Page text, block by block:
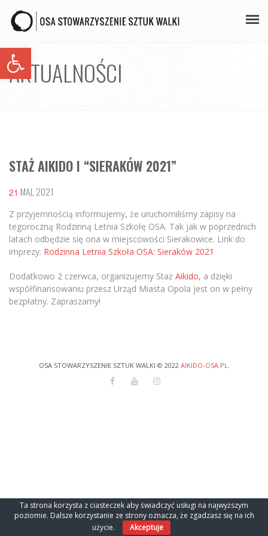
Open toolbar
ZAPISY
AKTUALNOŚCI
STAŻ AIKIDO I “SIERAKÓW 2021”
21 MAJ, 2021
Z przyjemnością informujemy, że uruchomiliśmy zapisy na
tegoroczną Rodzinną Letnia Szkołę OSA. Tak jak w poprzednich
latach odbędzie się ona w miejscowości Sierakowice. Link do
imprezy: Rodzinna Letnia Szkoła OSA: Sieraków 2021
Dodatkowo 2 czerwca, organizujemy Staż Aikido, a dzięki
współfinansowaniu przesz Urząd Miasta Opola jest on w pełny
bezpłatny. Zapraszamy!
OSA STOWARZYSZENIE SZTUK WALKI © 2022 AIKIDO-OSA.PL.
Ta strona korzysta z ciasteczek aby świadczyć usługi na najwyższym
poziomie. Dalsze korzystanie ze strony oznacza, że zgadzasz się na ich
użycie.
Akceptuje